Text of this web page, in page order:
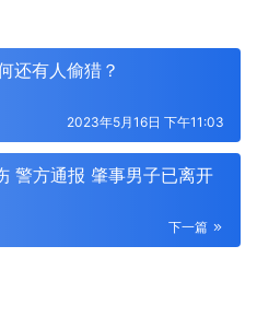
还有人偷猎？
2023年5月16日 下午11:03
警方通报 肇事男子已离开
下一篇